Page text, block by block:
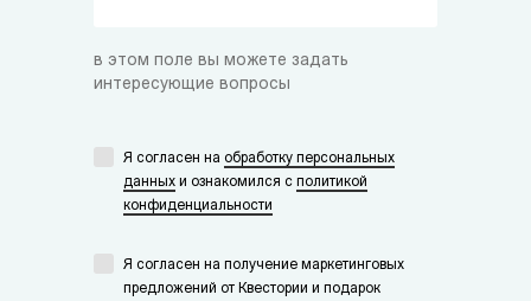
в этом поле вы можете задать
интересующие вопросы
Я согласен на обработку персональных
данных и ознакомился с политикой
конфиденциальности
Я согласен на получение маркетинговых
предложений от Квестории и подарок